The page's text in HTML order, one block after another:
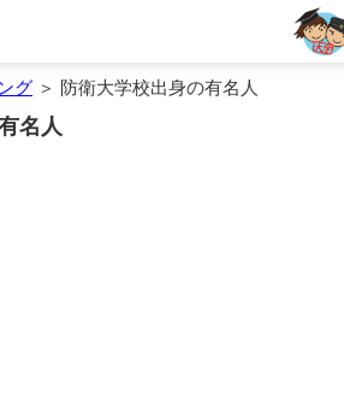
グ ＞ 防衛大学校出身の有名人
名人